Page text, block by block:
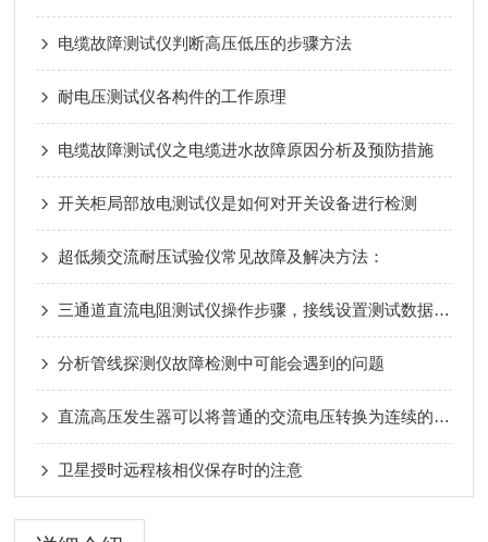
电缆故障测试仪判断高压低压的步骤方法
耐电压测试仪各构件的工作原理
电缆故障测试仪之电缆进水故障原因分析及预防措施
开关柜局部放电测试仪是如何对开关设备进行检测
超低频交流耐压试验仪常见故障及解决方法：
三通道直流电阻测试仪操作步骤，接线设置测试数据保存完整使用教程
分析管线探测仪故障检测中可能会遇到的问题
直流高压发生器可以将普通的交流电压转换为连续的高电压直流电
卫星授时远程核相仪保存时的注意